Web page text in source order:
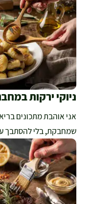
ניוקי ירקות
אני אוהבת מתכונים
שמחבקת, בלי להסתבך